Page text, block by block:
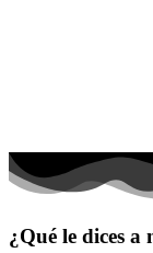
Halloween y otoño
Mandalas
¿Qué le dices a